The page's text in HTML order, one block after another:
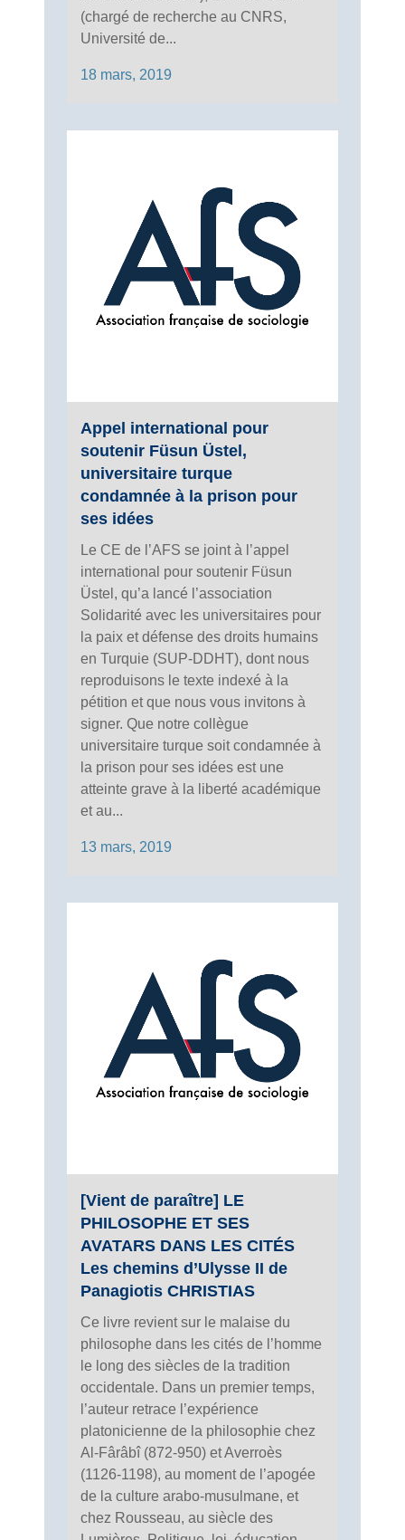
(chargé de recherche au CNRS,
Université de...
18 mars, 2019
Appel international pour
soutenir Füsun Üstel,
universitaire turque
condamnée à la prison pour
ses idées
Le CE de l’AFS se joint à l’appel
international pour soutenir Füsun
Üstel, qu’a lancé l’association
Solidarité avec les universitaires pour
la paix et défense des droits humains
en Turquie (SUP-DDHT), dont nous
reproduisons le texte indexé à la
pétition et que nous vous invitons à
signer. Que notre collègue
universitaire turque soit condamnée à
la prison pour ses idées est une
atteinte grave à la liberté académique
et au...
13 mars, 2019
[Vient de paraître] LE
PHILOSOPHE ET SES
AVATARS DANS LES CITÉS
Les chemins d’Ulysse II de
Panagiotis CHRISTIAS
Ce livre revient sur le malaise du
philosophe dans les cités de l’homme
le long des siècles de la tradition
occidentale. Dans un premier temps,
l’auteur retrace l’expérience
platonicienne de la philosophie chez
Al-Fârâbî (872-950) et Averroès
(1126-1198), au moment de l’apogée
de la culture arabo-musulmane, et
chez Rousseau, au siècle des